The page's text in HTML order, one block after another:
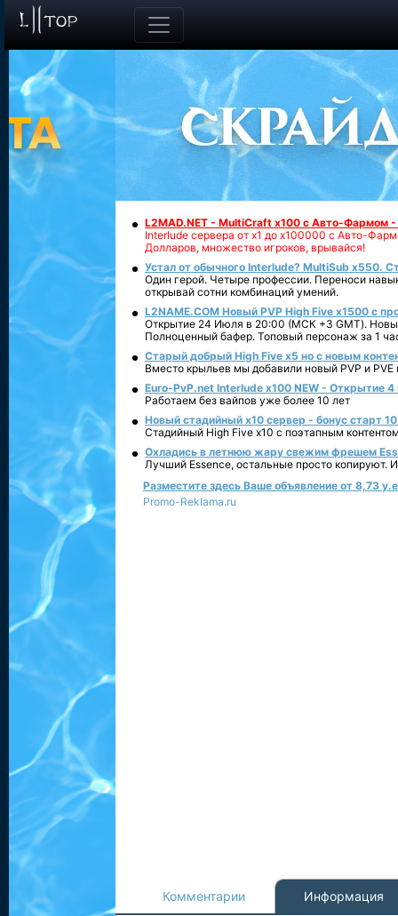
L2MAD.NET - MultiCraft x100 с Авто-Фармом
Interlude сервера от х1 до х100000 с Авто-
Долларов, множество игроков, врывайся!
Устал от обычного Interlude? MultiSub x550.
Один герой. Четыре профессии. Переноси
открывай сотни комбинаций умений.
L2NAME.COM Новый PVP High Five x1500 с
Открытие 24 Июля в 20:00 (МСК +3 GMT).
Полноценный бафер. Топовый персонаж за 1
Старый добрый High Five x5 но с новым
Вместо крыльев мы добавили новый PVP и PVE
Euro-PvP.net Interlude х100 NEW - Открытие 4
Работаем без вайпов уже более 10 лет
Новый стадийный х10 сервер - бонус старт
Стадийный High Five x10 с поэтапным
Охладись в летнюю жару свежим фрешем
Лучший Essence, остальные просто копируют.
Разместите здесь Ваше объявление от 8,73
Promo-Reklama.ru
Комментарии Информация